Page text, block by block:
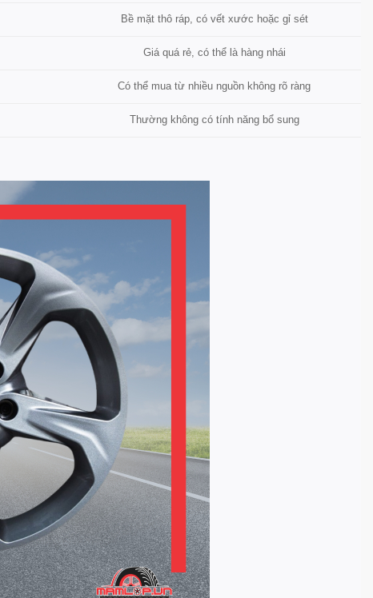
Bề mặt thô ráp, có vết xước hoặc gỉ sét
Giá quá rẻ, có thể là hàng nhái
Có thể mua từ nhiều nguồn không rõ ràng
Thường không có tính năng bổ sung